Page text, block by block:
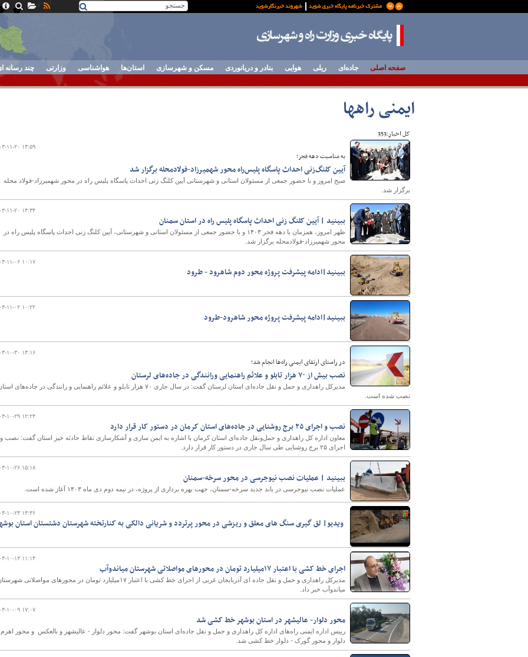
پایگاه خبری وزارت راه و
صفحه اصلی جاده‌ای ریلی هوایی بنادر و دریانوردی مسکن و شهرسازی استان‌ها هواشناسی وزارتی چند رسانه
ایمنی راهها
کل اخبار:353
۱۴۰۳-۱۱-۲۰
به مناسبت دهه فجر؛
آیین کلنگ‌زنی احداث پاسگاه پلیس‌راه محور شهمیرزاد-فولادمحله برگزار شد
صبح امروز و با حضور جمعی از مسئولان استانی و شهرستانی آیین کلنگ زنی احداث پاسگاه پلیس راه در محور شهمیرزاد-فولاد محله
برگزار شد.
۱۴۰۳-۱۱-۲۰
ببینید | آیین کلنگ زنی احداث پاسگاه پلیس راه در استان سمنان
ظهر امروز، همزمان با دهه فجر ۱۴۰۳ و با حضور جمعی از مسئولان استانی و شهرستانی، آیین کلنگ زنی احداث پاسگاه پلیس راه در
محور شهمیرزاد-فولادمحله برگزار شد.
۱۴۰۳-۱۱-۰۶
ببینید|ادامه پیشرفت پروژه محور دوم شاهرود - طرود
۱۴۰۳-۱۱-۰۲
ببینید|ادامه پیشرفت پروژه محور شاهرود-طرود
۱۴۰۳-۱۰-۳۰
در راستای ارتقای ایمنی راه‌ها انجام شد؛
نصب بیش از ۷۰ هزار تابلو و علائم راهنمایی‌ ورانندگی در جاده‌های لرستان
مدیرکل راهداری و حمل و نقل جاده‌ای استان لرستان گفت: در سال جاری ۷۰ هزار تابلو و علائم راهنمایی‌ و رانندگی در جاده‌های
نصب شده است.
۱۴۰۳-۱۰-۲۹
نصب و اجرای ۲۵ برج روشنایی در جاده‌های استان کرمان در دستور کار قرار دارد
معاون اداره کل راهداری و حمل‌ونقل جاده‌ای استان کرمان با اشاره به ایمن سازی و آشکارسازی نقاط حادثه خیز استان گفت: نصب و
اجرای ۲۵ برج روشنایی طی سال جاری در دستور کار قرار دارد.
۱۴۰۳-۱۰-۲۶
ببینید | عملیات نصب نیوجرسی در محور سرخه-سمنان
عملیات نصب نیوجرسی در باند جدید سرخه-سمنان، جهت بهره برداری از پروژه، در نیمه دوم دی ماه ۱۴۰۳ آغاز شده است.
۱۴۰۳-۱۰-۲۳
ویدیو| لق گیری سنگ های معلق و ریزشی در محور پرتردد و شریانی دالکی به کنارتخته شهرستان دشتستان استان
۱۴۰۳-۱۰-۱۳
اجرای خط کشی با اعتبار ۱۷میلیارد تومان در محورهای مواصلاتی شهرستان میاندوآب
مدیرکل راهداری و حمل و نقل جاده ای آذربایجان غربی از اجرای خط کشی با اعتبار ۱۷میلیارد تومان در محورهای مواصلاتی
میاندوآب خبر داد.
۱۴۰۳-۱۰-۰۹
محور دلوار- عالیشهر در استان بوشهر خط کشی شد
رییس اداره ایمنی راه‌های اداره کل راهداری و حمل و نقل جاده‌ای استان بوشهر گفت: محور دلوار - عالیشهر و بالعکس و محور
دلوار و محور گورک - دلوار خط کشی شد.